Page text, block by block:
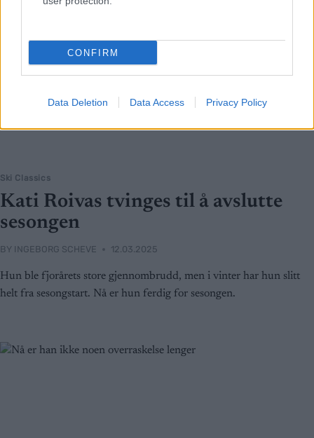
CONFIRM
Data Deletion Data Access Privacy Policy
Ski Classics
Kati Roivas tvinges til å avslutte
sesongen
BY INGEBORG SCHEVE 12.03.2025
Hun ble fjorårets store gjennombrudd, men i vinter har hun slitt
helt fra sesongstart. Nå er hun ferdig for sesongen.